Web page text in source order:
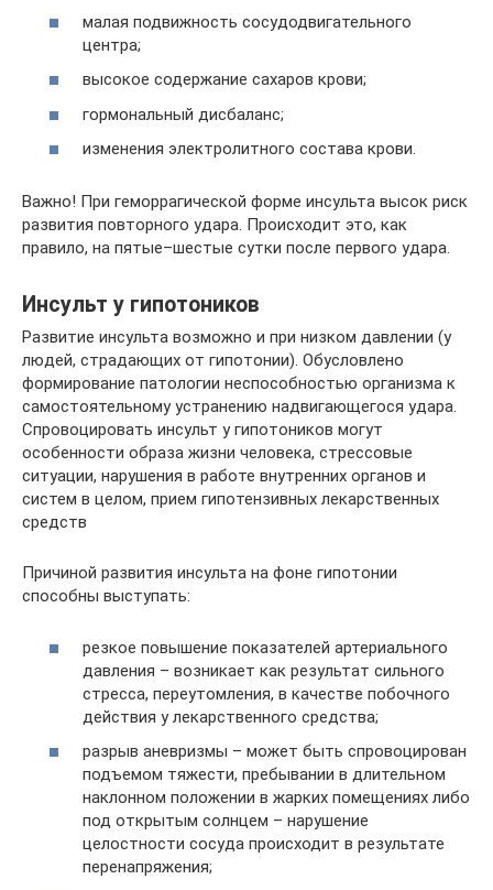
малая подвижность сосудодвигательного
центра;
высокое содержание сахаров крови;
гормональный дисбаланс;
изменения электролитного состава крови.
Важно! При геморрагической форме инсульта высок риск
развития повторного удара. Происходит это, как
правило, на пятые–шестые сутки после первого удара.
Инсульт у гипотоников
Развитие инсульта возможно и при низком давлении (у
людей, страдающих от гипотонии). Обусловлено
формирование патологии неспособностью организма к
самостоятельному устранению надвигающегося удара.
Спровоцировать инсульт у гипотоников могут
особенности образа жизни человека, стрессовые
ситуации, нарушения в работе внутренних органов и
систем в целом, прием гипотензивных лекарственных
средств
Причиной развития инсульта на фоне гипотонии
способны выступать:
резкое повышение показателей артериального
давления – возникает как результат сильного
стресса, переутомления, в качестве побочного
действия у лекарственного средства;
разрыв аневризмы – может быть спровоцирован
подъемом тяжести, пребывании в длительном
наклонном положении в жарких помещениях либо
под открытым солнцем – нарушение
целостности сосуда происходит в результате
перенапряжения;